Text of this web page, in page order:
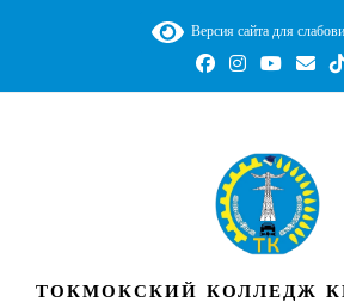
Версия сайта для
ТОКМОКСКИЙ КОЛЛЕДЖ